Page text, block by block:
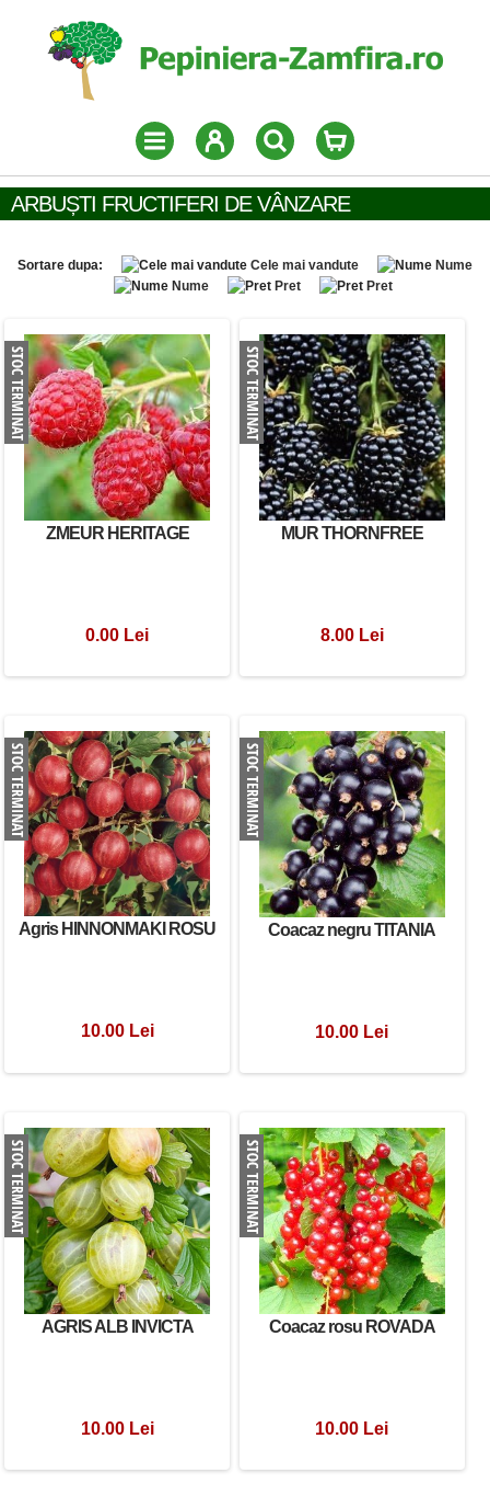
ARBUȘTI FRUCTIFERI DE VÂNZARE
Sortare dupa: Cele mai vandute
Nume
Nume
Pret Pret
ZMEUR HERITAGE
0.00 Lei
MUR THORNFREE
8.00 Lei
Agris HINNONMAKI ROSU
10.00 Lei
Coacaz negru TITANIA
10.00 Lei
AGRIS ALB INVICTA
10.00 Lei
Coacaz rosu ROVADA
10.00 Lei